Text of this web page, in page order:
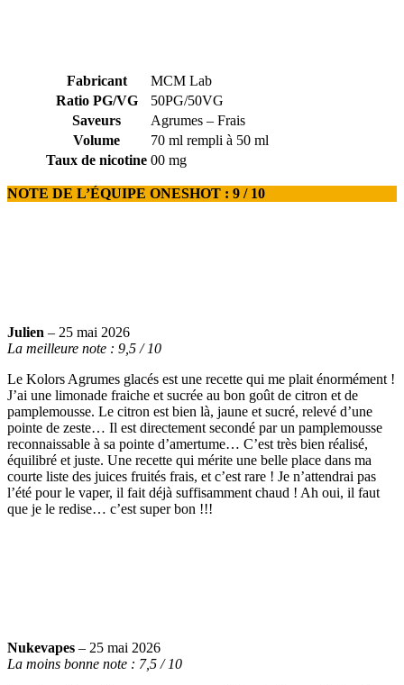
Fabricant
MCM Lab
Ratio PG/VG
50PG/50VG
Saveurs
Agrumes – Frais
Volume
70 ml rempli à 50 ml
Taux de nicotine 00 mg
NOTE DE L’ÉQUIPE ONESHOT : 9 / 10
Julien – 25 mai 2026
La meilleure note : 9,5 / 10
Le Kolors Agrumes glacés est une recette qui me plait énormément !
J’ai une limonade fraiche et sucrée au bon goût de citron et de
pamplemousse. Le citron est bien là, jaune et sucré, relevé d’une
pointe de zeste… Il est directement secondé par un pamplemousse
reconnaissable à sa pointe d’amertume… C’est très bien réalisé,
équilibré et juste. Une recette qui mérite une belle place dans ma
courte liste des juices fruités frais, et c’est rare ! Je n’attendrai pas
l’été pour le vaper, il fait déjà suffisamment chaud ! Ah oui, il faut
que je le redise… c’est super bon !!!
Nukevapes – 25 mai 2026
La moins bonne note : 7,5 / 10